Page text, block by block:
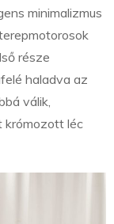
minimalizmus
része
haladva az
válik,
krómozott léc